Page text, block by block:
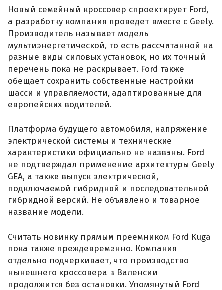
Новый семейный кроссовер спроектирует Ford,
а разработку компания проведет вместе с Geely.
Производитель называет модель
мультиэнергетической, то есть рассчитанной на
разные виды силовых установок, но их точный
перечень пока не раскрывает. Ford также
обещает сохранить собственные настройки
шасси и управляемости, адаптированные для
европейских водителей.
Платформа будущего автомобиля, напряжение
электрической системы и технические
характеристики официально не названы. Ford
не подтверждал применение архитектуры Geely
GEA, а также выпуск электрической,
подключаемой гибридной и последовательной
гибридной версий. Не объявлено и товарное
название модели.
Считать новинку прямым преемником Ford Kuga
пока также преждевременно. Компания
отдельно подчеркивает, что производство
нынешнего кроссовера в Валенсии
продолжится без остановки. Упомянутый Ford